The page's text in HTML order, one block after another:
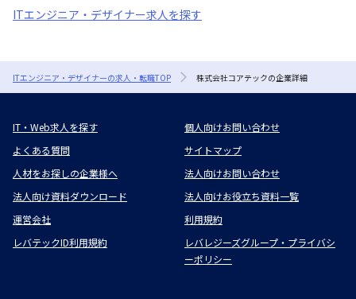
ITエンジニア・デザイナー求人を探す
ITエンジニア・デザイナーの求人・転職TOP 株式会社コアテックの企業詳細
IT・Web求人を探す
個人向けお問い合わせ
よくある質問
サイトマップ
人材をお探しの企業様へ
法人向けお問い合わせ
法人向け資料ダウンロード
法人向けお役立ち資料一覧
運営会社
利用規約
レバテックID利用規約
レバレジーズグループ・プライバシ
ーポリシー